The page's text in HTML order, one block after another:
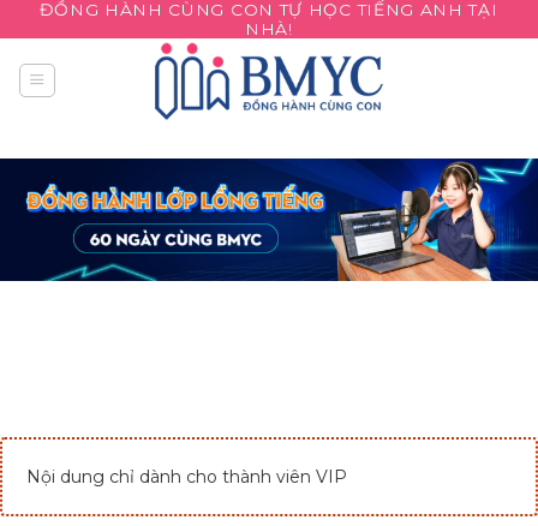
to
content
ĐỒNG HÀNH CÙNG CON TỰ HỌC TIẾNG ANH TẠI
NHÀ!
Nội dung chỉ dành cho thành viên VIP